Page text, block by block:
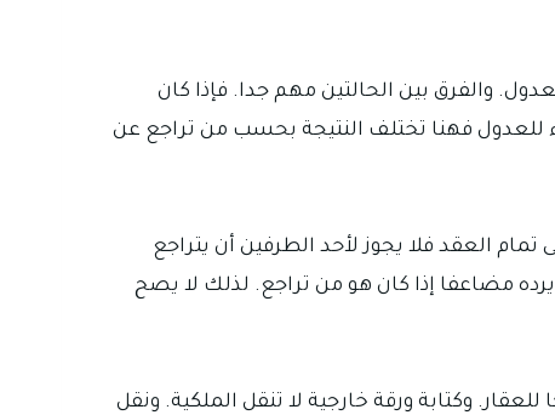
والفرق بين الحالتين مهم جدا. فإذا كان
للعدول فهنا تختلف النتيجة بحسب من تراجع عن
تمام العقد فلا يجوز لأحد الطرفين أن يتراجع
مضاعفا إذا كان هو من تراجع. لذلك لا يصح
وكتابة ورقة خارجية لا تنقل الملكية. ونقل